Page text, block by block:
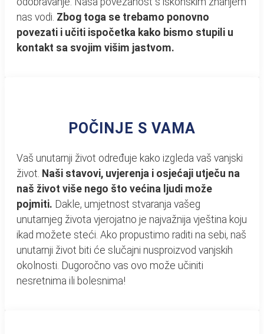
nas vodi. Zbog toga se trebamo ponovno
povezati i učiti ispočetka kako bismo stupili u
kontakt sa svojim višim jastvom.
POČINJE S VAMA
Vaš unutarnji život određuje kako izgleda vaš vanjski
život. Naši stavovi, uvjerenja i osjećaji utječu na
naš život više nego što većina ljudi može
pojmiti. Dakle, umjetnost stvaranja vašeg
unutarnjeg života vjerojatno je najvažnija vještina koju
ikad možete steći. Ako propustimo raditi na sebi, naš
unutarnji život biti će slučajni nusproizvod vanjskih
okolnosti. Dugoročno vas ovo može učiniti
nesretnima ili bolesnima!